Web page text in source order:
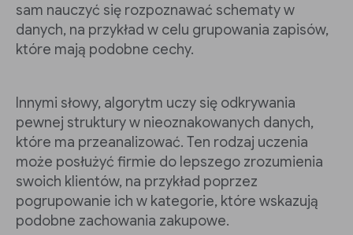
sam nauczyć się rozpoznawać schematy w
danych, na przykład w celu grupowania zapisów,
które mają podobne cechy.
Innymi słowy, algorytm uczy się odkrywania
pewnej struktury w nieoznakowanych danych,
które ma przeanalizować. Ten rodzaj uczenia
może posłużyć firmie do lepszego zrozumienia
swoich klientów, na przykład poprzez
pogrupowanie ich w kategorie, które wskazują
podobne zachowania zakupowe.